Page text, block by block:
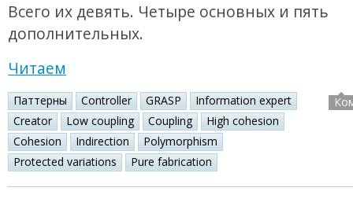
Всего их девять. Четыре основных и пять
дополнительных.
Читаем
Паттерны Controller GRASP
Information expert
Creator
Low coupling Coupling
High cohesion
Cohesion
Indirection
Polymorphism
Protected variations
Pure fabrication